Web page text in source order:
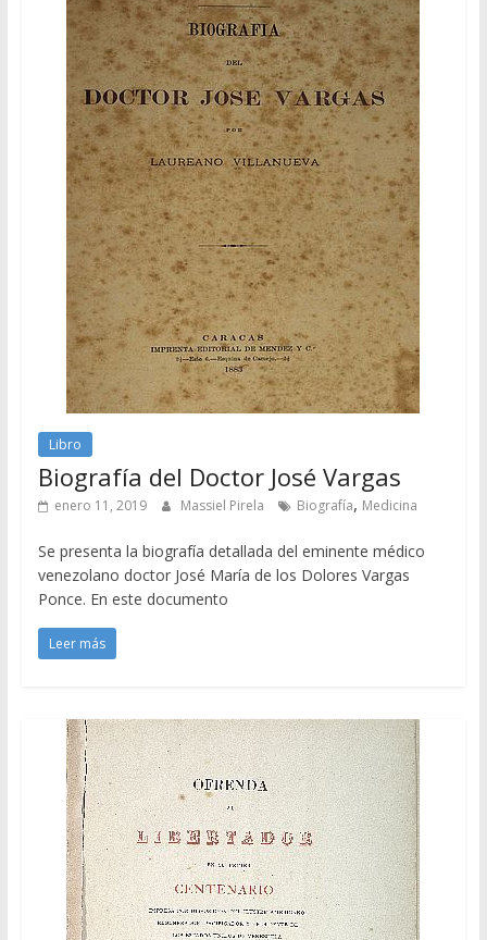
Libro
Biografía del Doctor José Vargas
enero 11, 2019 Massiel Pirela Biografía, Medicina
Se presenta la biografía detallada del eminente médico
venezolano doctor José María de los Dolores Vargas
Ponce. En este documento
Leer más